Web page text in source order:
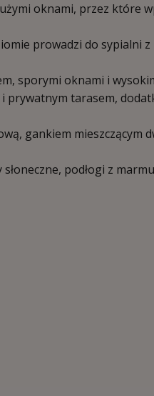
oknami, przez które
prowadzi do sypialni z
sporymi oknami i
prywatnym tarasem,
gankiem mieszczącym
podłogi z